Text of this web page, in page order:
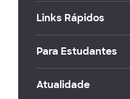
Links Rápidos
Para Estudantes
Atualidade